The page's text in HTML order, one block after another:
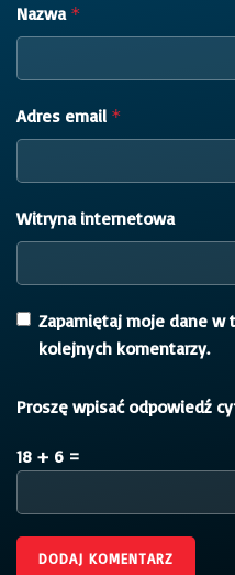
Nazwa *
Adres email *
Witryna internetowa
Zapamiętaj moje dane w
kolejnych komentarzy.
Proszę wpisać odpowiedź
18 + 6 =